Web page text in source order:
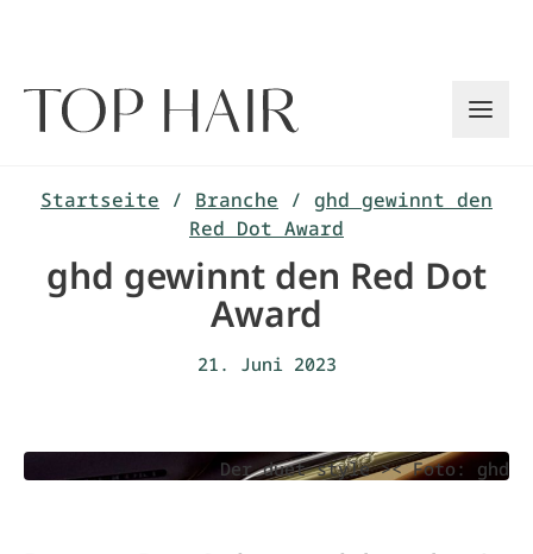
Startseite / Branche / ghd gewinnt den
Red Dot Award
ghd gewinnt den Red Dot
Award
21. Juni 2023
Der duet style >< Foto: ghd